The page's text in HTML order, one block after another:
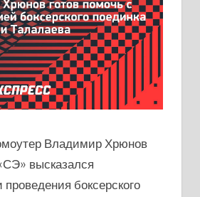
Владимир Хрюнов
высказался
боксерского